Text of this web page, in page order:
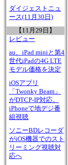
ダイジェストニュ
ース(11月30日)
【11月29日】
レビュー
au、iPad miniと第4
世代iPadの4G LTE
モデル価格を決定
iOSアプリ
「Twonky Beam」
がDTCP-IP対応。
iPhoneで地デジ番
組視聴
ソニーBDレコーダ
がiOS機器でのスト
リーミング視聴対
応へ